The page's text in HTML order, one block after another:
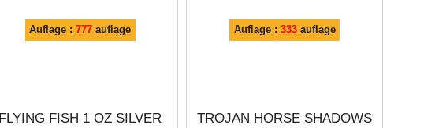
Auflage :777 auflage
FLYING FISH 1 OZ SILVER
Auflage : 333auflage
TROJAN HORSE SHADOWS